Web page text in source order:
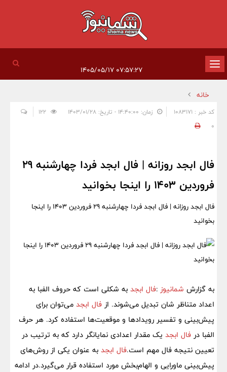
تغییر
وضعیت
ناوبری
۰۷:۵۷:۲۷ ۱۴۰۵/۰۵/۱۷
خانه
کد خبر : 1083171 زمان: ۱۴:۴۰:۰۰ - تاریخ: ۱۴۰۳/۰۱/۲۸
0
فال ابجد روزانه | فال ابجد فردا چهارشنبه 29
فروردین 1403 را اینجا بخوانید
فال ابجد روزانه | فال ابجد فردا چهارشنبه 29 فروردین 1403 را اینجا
بخوانید
به گزارش شمانیوز :فال ابجد به شکلی است که حروف الفبا به
اعداد متناظر شان تبدیل می‌شوند. از فال ابجد می‌توان برای
پیش‌بینی و تفسیر رویدادها و موقعیت‌ها استفاده کرد. هر حرف
الفبا در فال ابجد یک مقدار اعدادی نمایانگر دارد که به ترتیب در
تعیین نتیجه فال مهم است.فال ابجد به عنوان یکی از روش‌های
پیش‌بینی ماورایی و الهام‌بخش مورد استفاده قرار می‌گیرد.در ادامه